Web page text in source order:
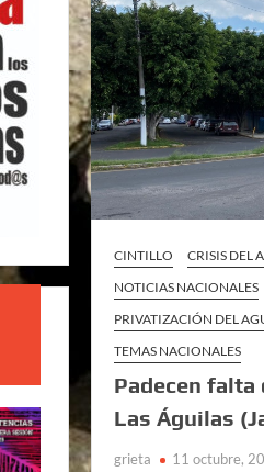
CINTILLO CRISIS DEL
NOTICIAS NACIONALES
PRIVATIZACIÓN DEL
TEMAS NACIONALES
Padecen falta
Las Águilas
grieta 11 octubre,